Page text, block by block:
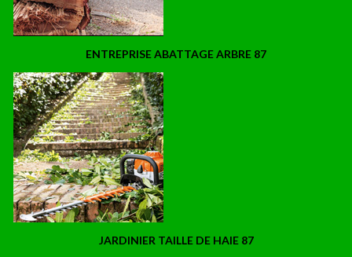
ENTREPRISE ABATTAGE ARBRE 87
JARDINIER TAILLE DE HAIE 87